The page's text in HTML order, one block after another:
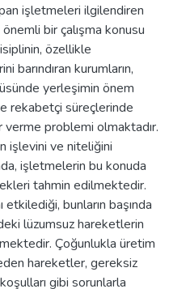
işletmeleri ilgilendiren
bir çalışma konusu
özellikle
barındıran kurumların,
yerleşimin önem
rekabetçi süreçlerinde
problemi olmaktadır.
işlevini ve niteliğini
işletmelerin bu konuda
tahmin edilmektedir.
bunların başında
lüzumsuz hareketlerin
Çoğunlukla üretim
hareketler, gereksiz
gibi sorunlarla